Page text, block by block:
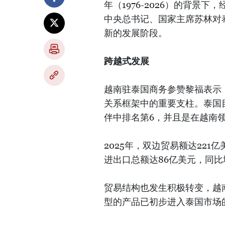
年（1976-2026）的背景下，
中央总书记、国家主席苏林
新的发展阶段。
跨越式发展
越南驻泰国商务参赞黎福表
关系框架中的重要支柱。泰
伴中排名第6，并且是在越南
2025年，双边贸易额达221亿
进出口总额达86亿美元，同
贸易结构也发生积极转变，
型的产品已初步进入泰国市场